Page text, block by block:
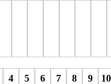
4 5 6 7 8 9
10